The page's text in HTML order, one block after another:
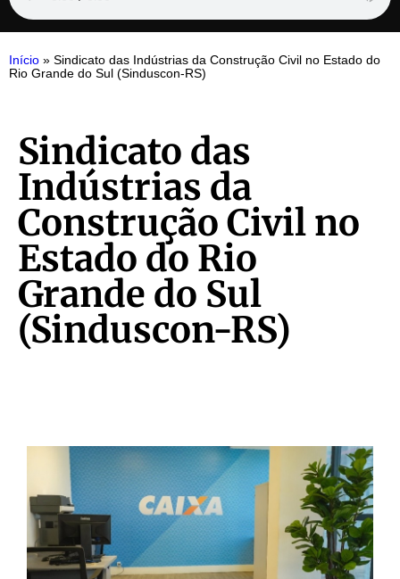
Início » Sindicato das Indústrias da Construção Civil no Estado do
Rio Grande do Sul (Sinduscon-RS)
Sindicato das
Indústrias da
Construção Civil no
Estado do Rio
Grande do Sul
(Sinduscon-RS)